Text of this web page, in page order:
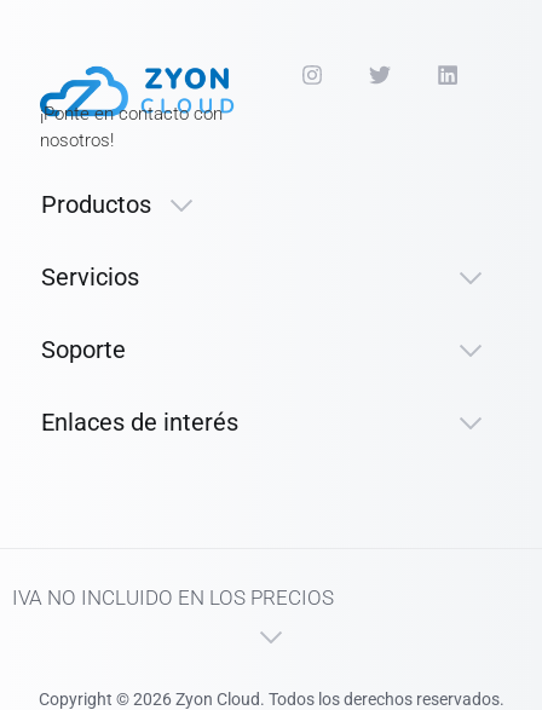
¡Ponte en contacto con
nosotros!
Productos
Servicios
Soporte
Enlaces de interés
Copyright © 2026 Zyon Cloud. Todos los derechos reservados.
IVA NO INCLUIDO EN LOS PRECIOS